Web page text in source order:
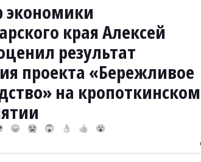
экономики
края Алексей
результат
проекта «Бережливое
на кропоткинском
😞 😭 😱 👌 👍 😮